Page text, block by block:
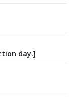
009-075-Fuga
day.]